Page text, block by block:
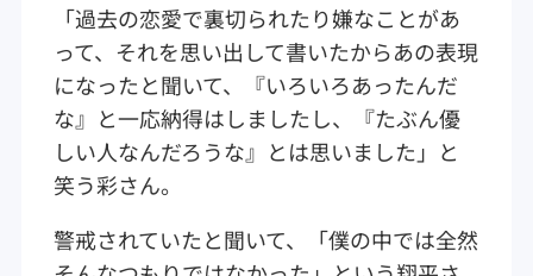
「過去の恋愛で裏切られたり嫌なことがあ
って、それを思い出して書いたからあの表現
になったと聞いて、『いろいろあったんだ
な』と一応納得はしましたし、『たぶん優
しい人なんだろうな』とは思いました」と
笑う彩さん。
警戒されていたと聞いて、「僕の中では全然